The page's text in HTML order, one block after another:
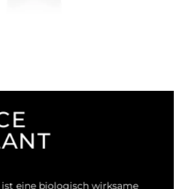
eine biologisch wirksame